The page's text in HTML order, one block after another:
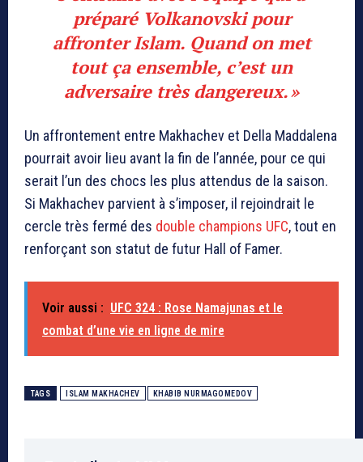
préparé Volkanovski pour
affronter Islam. Quand on met
tout ça ensemble, c’est un
adversaire très dangereux. »
Un affrontement entre Makhachev et Della Maddalena
pourrait avoir lieu avant la fin de l’année, pour ce qui
serait l’un des chocs les plus attendus de la saison.
Si Makhachev parvient à s’imposer, il rejoindrait le
cercle très fermé des double champions UFC, tout en
renforçant son statut de futur Hall of Famer.
Voir aussi : UFC 324 : Rose Namajunas et le
combat d’une vie en ligne de mire
TAGS ISLAM MAKHACHEV KHABIB NURMAGOMEDOV